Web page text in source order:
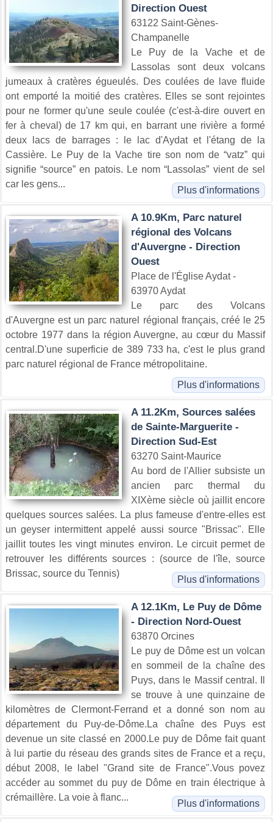
Direction Ouest
63122 Saint-Gènes-
Champanelle
Le Puy de la Vache et de
Lassolas sont deux volcans
jumeaux à cratères égueulés. Des coulées de lave fluide
ont emporté la moitié des cratères. Elles se sont rejointes
pour ne former qu'une seule coulée (c'est-à-dire ouvert en
fer à cheval) de 17 km qui, en barrant une rivière a formé
deux lacs de barrages : le lac d'Aydat et l'étang de la
Cassière. Le Puy de la Vache tire son nom de “vatz” qui
signifie “source” en patois. Le nom “Lassolas” vient de sel
car les gens...
Plus d'informations
A 10.9Km, Parc naturel
régional des Volcans
d'Auvergne - Direction
Ouest
Place de l'Église Aydat -
63970 Aydat
Le parc des Volcans
d'Auvergne est un parc naturel régional français, créé le 25
octobre 1977 dans la région Auvergne, au cœur du Massif
central.D'une superficie de 389 733 ha, c'est le plus grand
parc naturel régional de France métropolitaine.
Plus d'informations
A 11.2Km, Sources salées
de Sainte-Marguerite -
Direction Sud-Est
63270 Saint-Maurice
Au bord de l'Allier subsiste un
ancien parc thermal du
XIXème siècle où jaillit encore
quelques sources salées. La plus fameuse d'entre-elles est
un geyser intermittent appelé aussi source "Brissac". Elle
jaillit toutes les vingt minutes environ. Le circuit permet de
retrouver les différents sources : (source de l'île, source
Brissac, source du Tennis)
Plus d'informations
A 12.1Km, Le Puy de Dôme
- Direction Nord-Ouest
63870 Orcines
Le puy de Dôme est un volcan
en sommeil de la chaîne des
Puys, dans le Massif central. Il
se trouve à une quinzaine de
kilomètres de Clermont-Ferrand et a donné son nom au
département du Puy-de-Dôme.La chaîne des Puys est
devenue un site classé en 2000.Le puy de Dôme fait quant
à lui partie du réseau des grands sites de France et a reçu,
début 2008, le label "Grand site de France".Vous povez
accéder au sommet du puy de Dôme en train électrique à
crémaillère. La voie à flanc...
Plus d'informations